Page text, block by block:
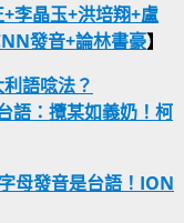
+李晶玉+洪培翔+盧
發音+論林書豪】
語唸法？
語：攬某如義奶！柯
母發音是台語！ION